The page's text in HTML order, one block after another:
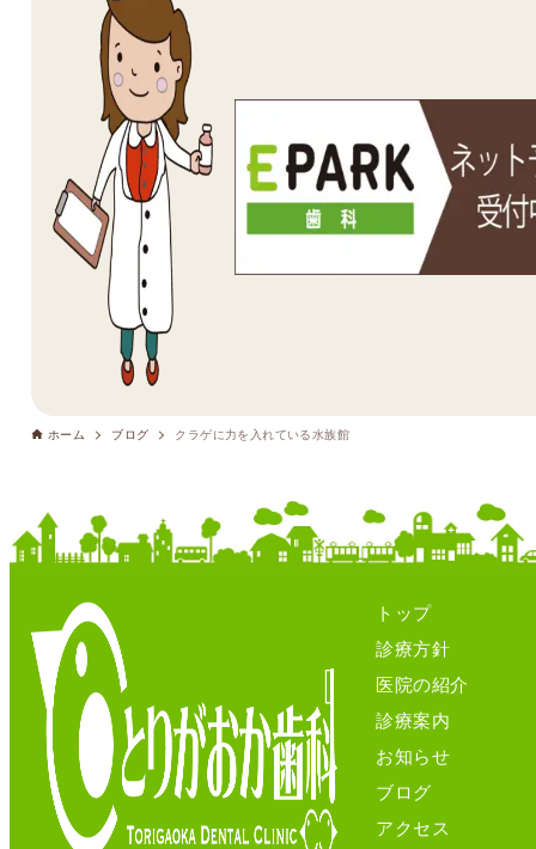
ホーム ブログ クラゲに力を入れている水族館
トップ
診療方針
医院の紹介
診療案内
お知らせ
ブログ
アクセス